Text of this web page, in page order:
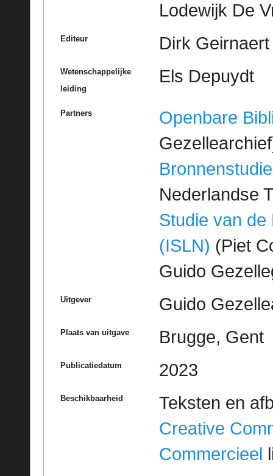
Lodewijk De
Editeur Dirk Geirnaert
Wetenschappelijke
leiding
Els Depuydt
Partners
Openbare
Bronnenstudie
Nederlandse
Studie van de
(ISLN) (Piet
Guido
Uitgever Guido
Plaats van uitgave Brugge, Gent
Publicatiedatum 2023
Beschikbaarheid
Teksten en
Creative
Commercieel